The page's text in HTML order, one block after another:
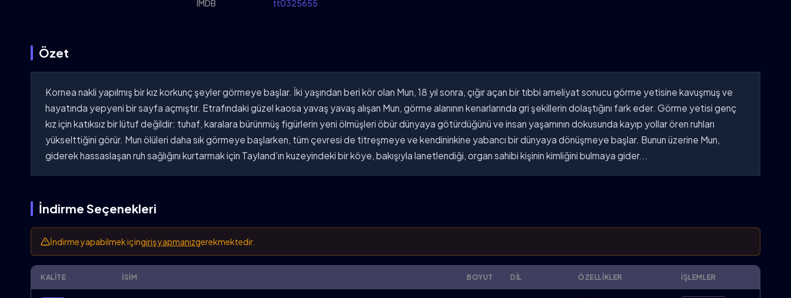
IMDB tt0325655
Özet
Kornea nakli yapılmış bir kız korkunç şeyler görmeye başlar. İki yaşından beri kör olan Mun, 18 yıl sonra, çığır açan bir tıbbi ameliyat sonucu görme yetisine kavuşmuş ve
hayatında yepyeni bir sayfa açmıştır. Etrafındaki güzel kaosa yavaş yavaş alışan Mun, görme alanının kenarlarında gri şekillerin dolaştığını fark eder. Görme yetisi genç
kız için katıksız bir lütuf değildir: tuhaf, karalara bürünmüş figürlerin yeni ölmüşleri öbür dünyaya götürdüğünü ve insan yaşamının dokusunda kayıp yollar ören ruhları
yükselttiğini görür. Mun ölüleri daha sık görmeye başlarken, tüm çevresi de titreşmeye ve kendininkine yabancı bir dünyaya dönüşmeye başlar. Bunun üzerine Mun,
giderek hassaslaşan ruh sağlığını kurtarmak için Tayland’ın kuzeyindeki bir köye, bakışıyla lanetlendiği, organ sahibi kişinin kimliğini bulmaya gider...
İndirme Seçenekleri
İndirme yapabilmek içingiriş yapmanızgerekmektedir.
KALITE İSIM BOYUT DIL ÖZELLIKLER İŞLEMLER